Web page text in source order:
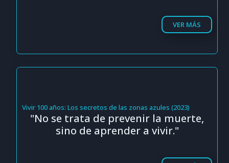
VER MÁS
Vivir 100 años: Los secretos de las zonas azules (2023)
"No se trata de prevenir la muerte,
sino de aprender a vivir."